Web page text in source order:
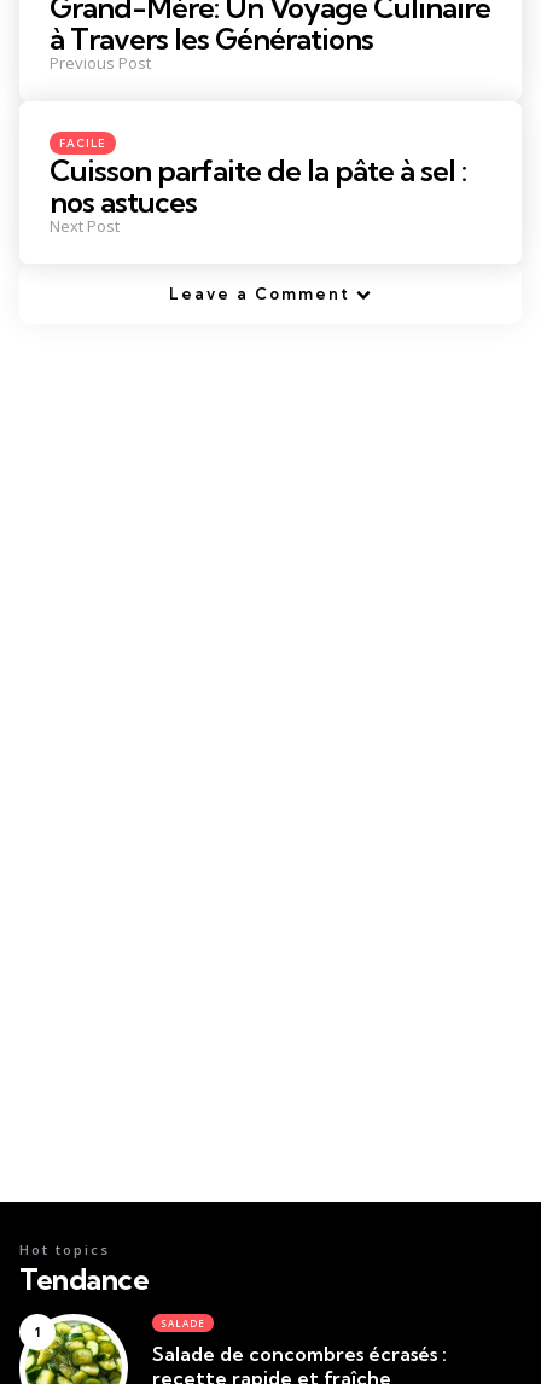
à Travers les Générations
Previous Post
Posted
in
FACILE
Cuisson parfaite de la pâte à sel :
nos astuces
Next Post
Leave a Comment
Tendance
Hot topics
SALADE
Salade de concombres écrasés :
recette rapide et fraîche